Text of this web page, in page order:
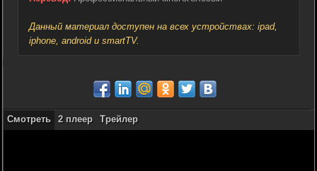
Данный материал доступен на всех устройствах: ipad,
iphone, android и smartTV.
Смотреть 2 плеер Трейлер